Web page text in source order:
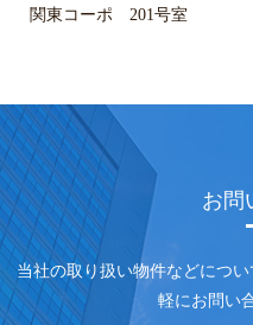
関東コーポ 201号室
お問
当社の取り扱い物件などにつ
軽にお問い